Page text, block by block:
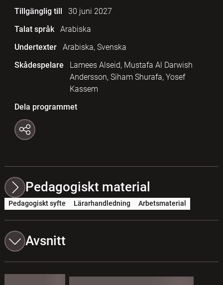
Tillgänglig till
30 juni 2027
Talat språk
Arabiska
Undertexter
Arabiska, Svenska
Skådespelare
Lamees Alseid, Mustafa Al Darwish
Andersson, Siham Shurafa, Yosef
Kassem
Dela programmet
Pedagogiskt material
Pedagogiskt syfte Lärarhandledning Arbetsmaterial
Avsnitt